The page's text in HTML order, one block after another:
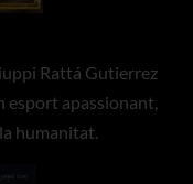
Rattá Gutierrez
esport apassionant,
humanitat.